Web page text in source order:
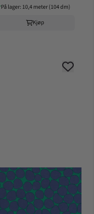
På lager: 10,4 meter (104 dm)
Kjøp